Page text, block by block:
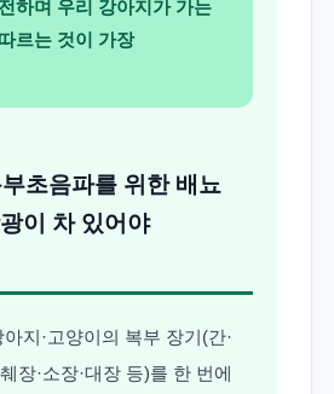
하며 우리 강아지가 가는
르는 것이 가장
초음파를 위한 배뇨
이 차 있어야
지·고양이의 복부 장기(간·
장·소장·대장 등)를 한 번에